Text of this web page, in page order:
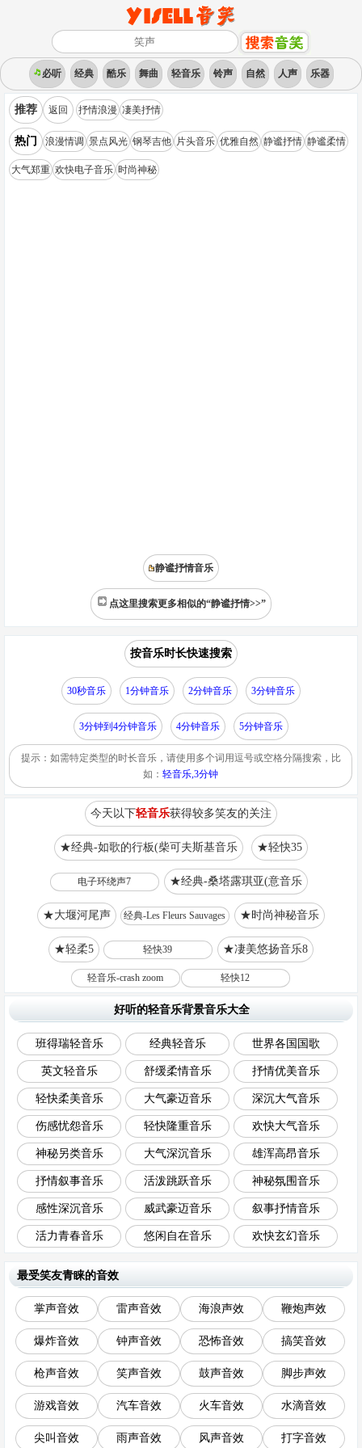
必听 经典 酷乐 舞曲 轻音乐 铃声 自然 人声 乐器
推荐 返回 抒情浪漫 凄美抒情
热门 浪漫情调 景点风光 钢琴吉他 片头音乐 优雅自然 静谧抒情 静谧柔情
大气郑重 欢快电子音乐 时尚神秘
静谧抒情音乐
点这里搜索更多相似的“静谧抒情>>”
按音乐时长快速搜索
30秒音乐 1分钟音乐 2分钟音乐 3分钟音乐
3分钟到4分钟音乐 4分钟音乐 5分钟音乐
提示：如需特定类型的时长音乐，请使用多个词用逗号或空格分隔搜索，比
如：轻音乐,3分钟
今天以下轻音乐获得较多笑友的关注
★经典-如歌的行板(柴可夫斯基音乐 ★轻快35
电子环绕声7 ★经典-桑塔露琪亚(意音乐
★大堰河尾声 经典-Les Fleurs Sauvages ★时尚神秘音乐
★轻柔5 轻快39 ★凄美悠扬音乐8
轻音乐-crash zoom 轻快12
好听的轻音乐背景音乐大全
班得瑞轻音乐 经典轻音乐 世界各国国歌
英文轻音乐 舒缓柔情音乐 抒情优美音乐
轻快柔美音乐 大气豪迈音乐 深沉大气音乐
伤感忧怨音乐 轻快隆重音乐 欢快大气音乐
神秘另类音乐 大气深沉音乐 雄浑高昂音乐
抒情叙事音乐 活泼跳跃音乐 神秘氛围音乐
感性深沉音乐 威武豪迈音乐 叙事抒情音乐
活力青春音乐 悠闲自在音乐 欢快玄幻音乐
最受笑友青睐的音效
掌声音效 雷声音效 海浪声效 鞭炮声效
爆炸音效 钟声音效 恐怖音效 搞笑音效
枪声音效 笑声音效 鼓声音效 脚步声效
游戏音效 汽车音效 火车音效 水滴音效
尖叫音效 雨声音效 风声音效 打字音效